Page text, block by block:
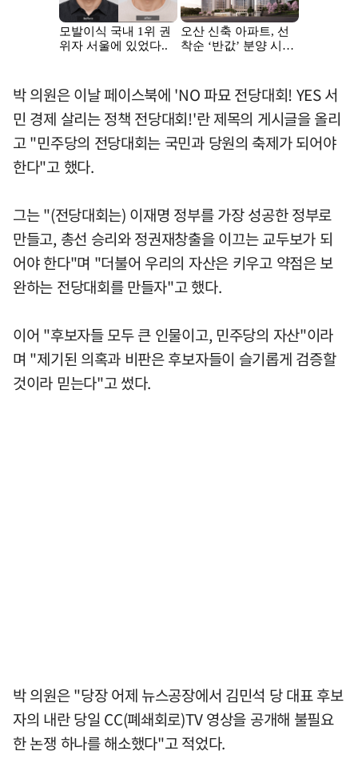
박 의원은 이날 페이스북에 'NO 파묘 전당대회! YES 서
민 경제 살리는 정책 전당대회!'란 제목의 게시글을 올리
고 "민주당의 전당대회는 국민과 당원의 축제가 되어야
한다"고 했다.
그는 "(전당대회는) 이재명 정부를 가장 성공한 정부로
만들고, 총선 승리와 정권재창출을 이끄는 교두보가 되
어야 한다"며 "더불어 우리의 자산은 키우고 약점은 보
완하는 전당대회를 만들자"고 했다.
이어 "후보자들 모두 큰 인물이고, 민주당의 자산"이라
며 "제기된 의혹과 비판은 후보자들이 슬기롭게 검증할
것이라 믿는다"고 썼다.
박 의원은 "당장 어제 뉴스공장에서 김민석 당 대표 후보
자의 내란 당일 CC(폐쇄회로)TV 영상을 공개해 불필요
한 논쟁 하나를 해소했다"고 적었다.